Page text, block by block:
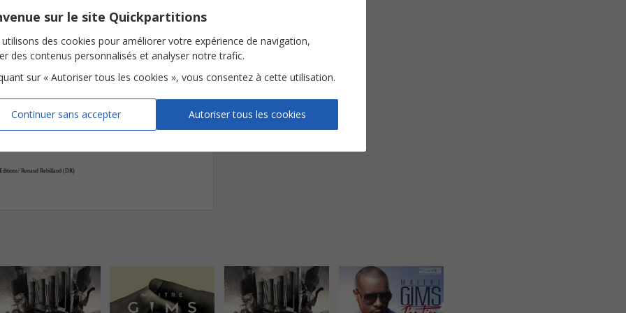
Renaud Rebillaud (DR)
la"
- Les gens du coin ne vou laient
- pas la
la,
- hé hé hé

  
 
 
 

        
sur le site Quickpartitions
des cookies pour améliorer votre expérience de navigation,
des contenus personnalisés et analyser notre trafic.
sur « Autoriser tous les cookies », vous consentez à cette utilisation.
Continuer sans accepter Autoriser tous les cookies